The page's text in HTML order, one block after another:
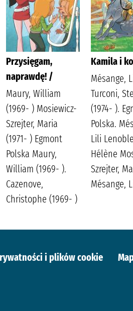
Przysięgam,
naprawdę! /
Maury, William
(1969- ) Mosiewicz-
Szrejter, Maria
(1971- ) Egmont
Polska Maury,
William (1969- ).
Cazenove,
Christophe (1969- )
Kamila i
Mésange,
Turconi,
(1974- ).
Polska.
Lili
Hélène
Szrejter,
Mésange,
i plików cookie